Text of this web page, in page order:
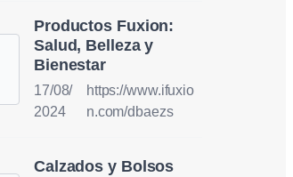
Productos Fuxion:
Salud, Belleza y
Bienestar
17/08/
2024
https://www.ifuxio
n.com/dbaezs
Calzados y Bolsos